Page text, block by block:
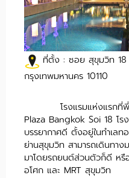
ที่ตั้ง : ซอย สุขุมวิท 18
กรุงเทพมหานคร 10110
โรงแรมแห่งแรกที่พี่กล้
Plaza Bangkok Soi 18 โร
บรรยากาศดี ตั้งอยู่ในทำเล
ย่านสุขุมวิท สามารถเดินทาง
มาโดยรถยนต์ส่วนตัวก็ดี หรื
อโศก และ MRT สุขุมวิท